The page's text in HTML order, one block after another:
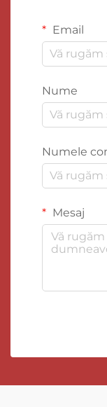
Email
Nume
Numele
Mesaj